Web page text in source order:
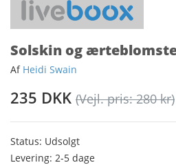
Solskin og
Af Heidi Swain
235 DKK (Vejl. pris: 280 kr)
Status: Udsolgt
Levering: 2-5 dage